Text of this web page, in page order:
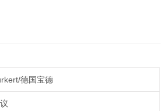
德国宝德